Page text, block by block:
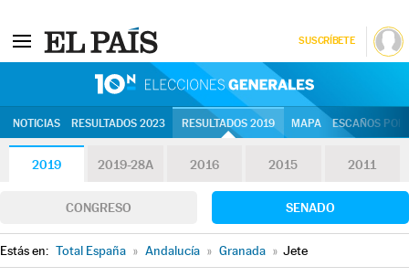
SUSCRÍBETE
NOTICIAS RESULTADOS 2023 RESULTADOS 2019 MAPA ESCAÑOS
2019 2019-28A 2016 2015 2011
CONGRESO SENADO
Estás en: Total España » Andalucía » Granada » Jete